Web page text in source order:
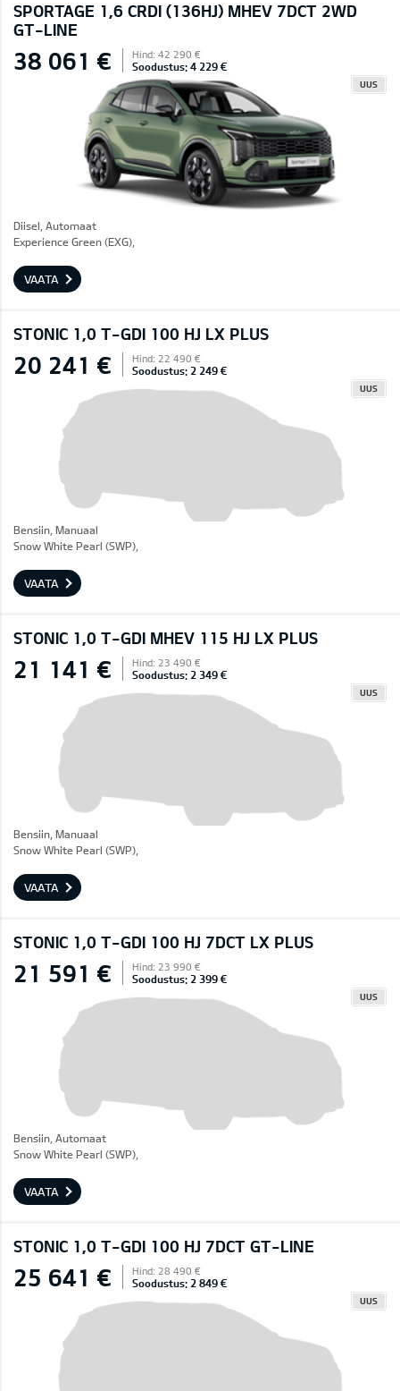
SPORTAGE 1,6 CRDI (136HJ) MHEV 7DCT 2WD
GT-LINE
38 061 € Hind: 42 290 €
Soodustus: 4 229 €
UUS
Diisel, Automaat
Experience Green (EXG),
VAATA
STONIC 1,0 T-GDI 100 HJ LX PLUS
20 241 € Hind: 22 490 €
Soodustus: 2 249 €
UUS
Bensiin, Manuaal
Snow White Pearl (SWP),
VAATA
STONIC 1,0 T-GDI MHEV 115 HJ LX PLUS
21 141 € Hind: 23 490 €
Soodustus: 2 349 €
UUS
Bensiin, Manuaal
Snow White Pearl (SWP),
VAATA
STONIC 1,0 T-GDI 100 HJ 7DCT LX PLUS
21 591 € Hind: 23 990 €
Soodustus: 2 399 €
UUS
Bensiin, Automaat
Snow White Pearl (SWP),
VAATA
STONIC 1,0 T-GDI 100 HJ 7DCT GT-LINE
25 641 € Hind: 28 490 €
Soodustus: 2 849 €
UUS